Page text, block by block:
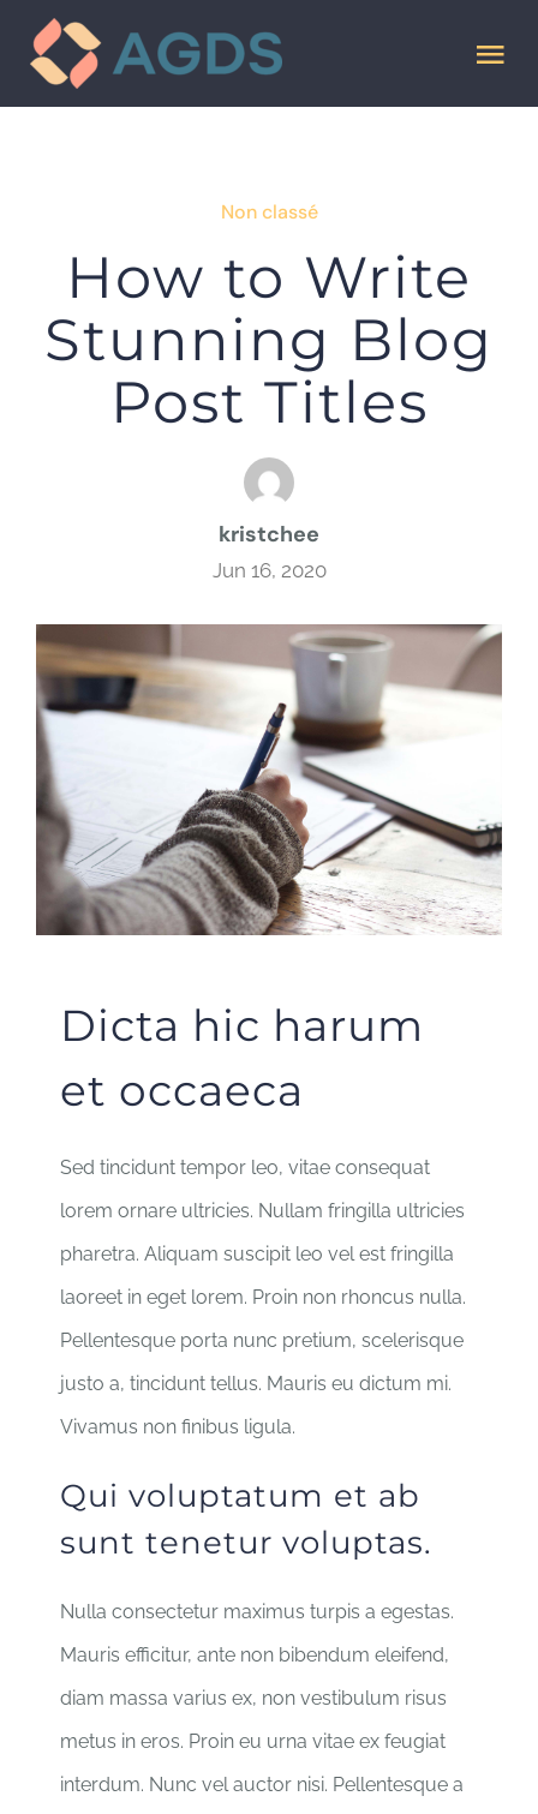
Passer
contenu
CONSEIL D’ADMINISTRATION
RECRUTEMENT
Non classé
How to Write
Stunning Blog
Post Titles
kristchee
Jun 16, 2020
Dicta hic harum
et occaeca
Sed tincidunt tempor leo, vitae consequat
lorem ornare ultricies. Nullam fringilla ultricies
pharetra. Aliquam suscipit leo vel est fringilla
laoreet in eget lorem. Proin non rhoncus nulla.
Pellentesque porta nunc pretium, scelerisque
justo a, tincidunt tellus. Mauris eu dictum mi.
Vivamus non finibus ligula.
Qui voluptatum et ab
sunt tenetur voluptas.
Nulla consectetur maximus turpis a egestas.
Mauris efficitur, ante non bibendum eleifend,
diam massa varius ex, non vestibulum risus
metus in eros. Proin eu urna vitae ex feugiat
interdum. Nunc vel auctor nisi. Pellentesque a